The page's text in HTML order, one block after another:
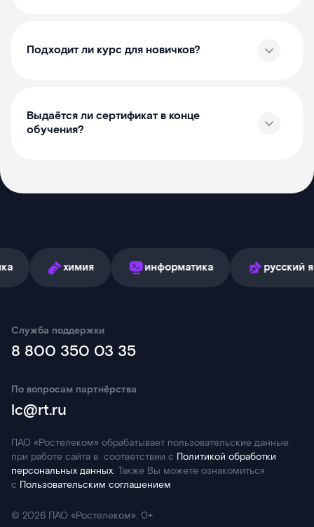
Подходит ли курс для новичков?
Выдаётся ли сертификат в конце
обучения?
химия информатика русский язык
Служба поддержки
8 800 350 03 35
По вопросам партнёрства
lc@rt.ru
ПАО «Ростелеком» обрабатывает пользовательские данные
при работе сайта в соответствии с Политикой обработки
персональных данных. Также Вы можете ознакомиться
с Пользовательским соглашением
© 2026 ПАО «Ростелеком». 0+